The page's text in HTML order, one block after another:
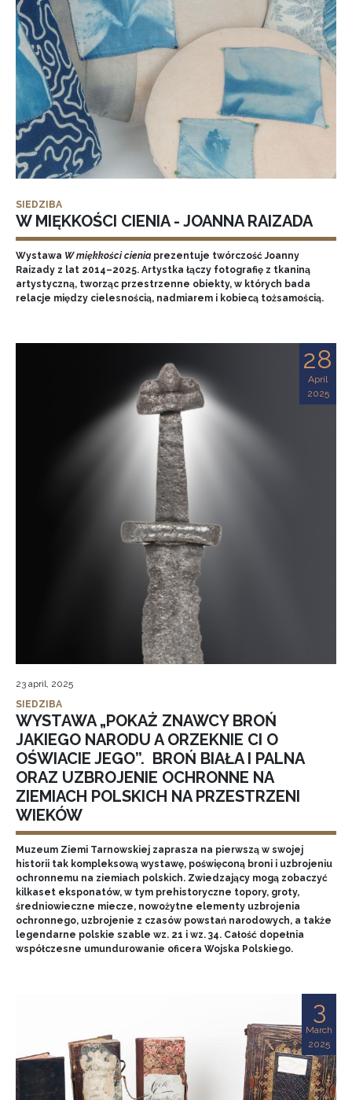
SIEDZIBA
W MIĘKKOŚCI CIENIA - JOANNA RAIZADA
Wystawa W miękkości cieniaprezentuje twórczość Joanny
Raizady z lat 2014–2025. Artystka łączy fotografię z tkaniną
artystyczną, tworząc przestrzenne obiekty, w których bada
relacje między cielesnością, nadmiarem i kobiecą tożsamością.
28
April
2025
23 april, 2025
SIEDZIBA
WYSTAWA „POKAŻ ZNAWCY BROŃ
JAKIEGO NARODU A ORZEKNIE CI O
OŚWIACIE JEGO”. BROŃ BIAŁA I PALNA
ORAZ UZBROJENIE OCHRONNE NA
ZIEMIACH POLSKICH NA PRZESTRZENI
WIEKÓW
Muzeum Ziemi Tarnowskiej zaprasza na pierwszą w swojej
historii tak kompleksową wystawę, poświęconą broni i uzbrojeniu
ochronnemu na ziemiach polskich. Zwiedzający mogą zobaczyć
kilkaset eksponatów, w tym prehistoryczne topory, groty,
średniowieczne miecze, nowożytne elementy uzbrojenia
ochronnego, uzbrojenie z czasów powstań narodowych, a także
legendarne polskie szable wz. 21 i wz. 34. Całość dopełnia
współczesne umundurowanie oficera Wojska Polskiego.
3
March
2025